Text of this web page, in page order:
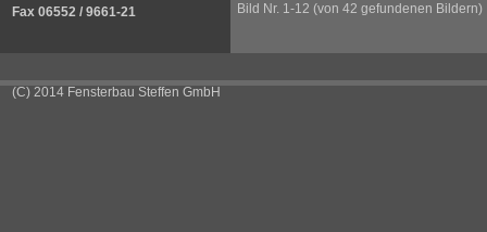
Fax 06552 / 9661-21
Bild Nr. 1-12 (von 42 gefundenen Bildern)
(C) 2014 Fensterbau Steffen GmbH